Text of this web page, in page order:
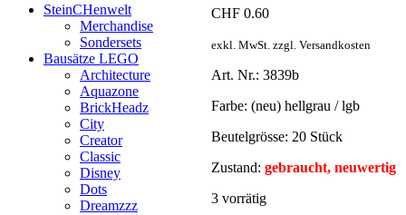
CHF0.60
exkl. MwSt. zzgl. Versandkosten
Art. Nr.: 3839b
Farbe: (neu) hellgrau / lgb
Beutelgrösse: 20 Stück
Zustand: gebraucht, neuwertig
3 vorrätig
SteinCHenwelt
Merchandise
Sondersets
Bausätze LEGO
Architecture
Aquazone
BrickHeadz
City
Creator
Classic
Disney
Dots
Dreamzzz